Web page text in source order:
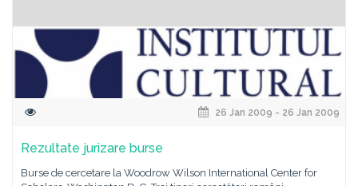
26 Jan 2009 - 26 Jan 2009
Rezultate jurizare burse
Burse de cercetare la Woodrow Wilson International Center for